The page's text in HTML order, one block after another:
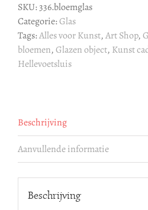
SKU:336.bloemglas
Categorie:Glas
Tags:Alles voor Kunst,Art Shop,
bloemen,Glazen object, Kunst
Hellevoetsluis
Beschrijving
Aanvullende informatie
Beschrijving